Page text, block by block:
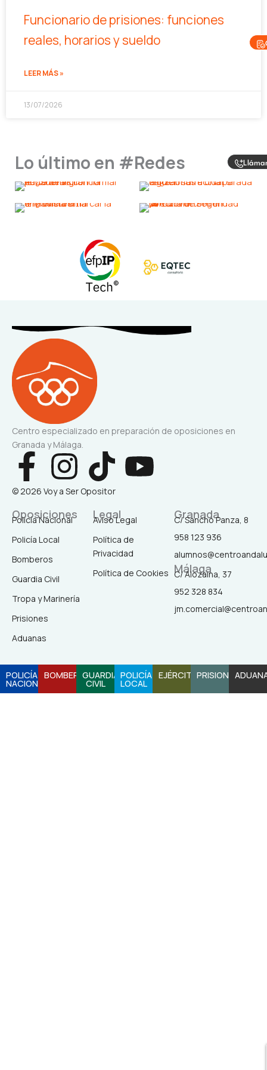
Funcionario de prisiones: funciones
reales, horarios y sueldo
LEER MÁS »
13/07/2026
Lo último en #Redes
Centro especializado en preparación de oposiciones en
Granada y Málaga.
F
a
c
e
b
o
o
k
-
I
n
s
a
g
a
m
T
i
k
t
o
Y
u
© 2026 Voy a Ser Opositor
Oposiciones
Policía Nacional
Policía Local
Bomberos
Guardia Civil
Tropa y Marinería
Prisiones
Aduanas
Legal
Aviso Legal
Política de
Privacidad
Política de Cookies
Granada
C/ Sancho Panza, 8
958 123 936
Málaga
C/ Alozaina, 37
952 328 834
POLICÍA
NACIONAL
BOMBEROSGUARDIA
CIVIL
POLICÍA
LOCAL
EJÉRCITOPRISIONES